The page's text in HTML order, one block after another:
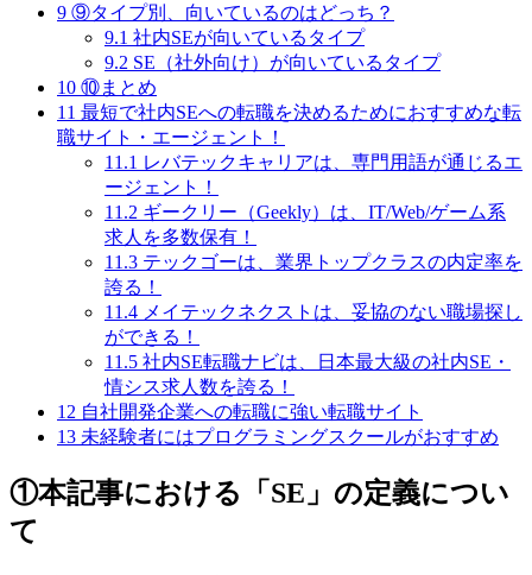
9 ⑨タイプ別、向いているのはどっち？
9.1 社内SEが向いているタイプ
9.2 SE（社外向け）が向いているタイプ
10 ⑩まとめ
11 最短で社内SEへの転職を決めるためにおすすめな転
職サイト・エージェント！
11.1 レバテックキャリアは、専門用語が通じるエ
ージェント！
11.2 ギークリー（Geekly）は、IT/Web/ゲーム系
求人を多数保有！
11.3 テックゴーは、業界トップクラスの内定率を
誇る！
11.4 メイテックネクストは、妥協のない職場探し
ができる！
11.5 社内SE転職ナビは、日本最大級の社内SE・
情シス求人数を誇る！
12 自社開発企業への転職に強い転職サイト
13 未経験者にはプログラミングスクールがおすすめ
①本記事における「SE」の定義につい
て